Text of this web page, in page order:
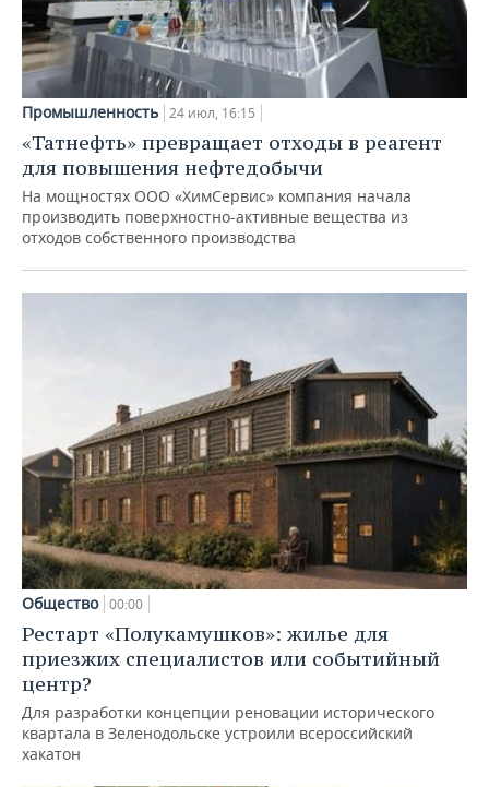
Промышленность 24 июл, 16:15
«Татнефть» превращает отходы в реагент
для повышения нефтедобычи
На мощностях ООО «ХимСервис» компания начала
производить поверхностно-активные вещества из
отходов собственного производства
Общество 00:00
Рестарт «Полукамушков»: жилье для
приезжих специалистов или событийный
центр?
Для разработки концепции реновации исторического
квартала в Зеленодольске устроили всероссийский
хакатон